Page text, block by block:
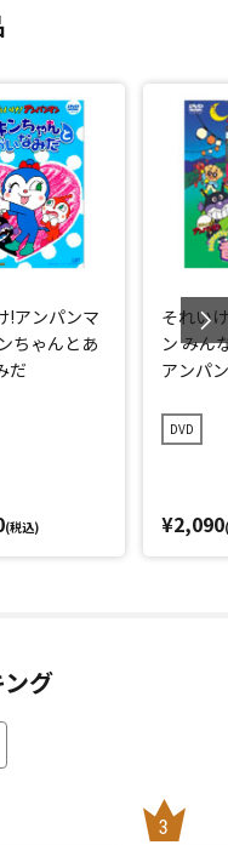
!アンパンマ
ちゃんとあ
だ
(税込)
それい
ン みん
アンパ
DVD
¥2,090
グ